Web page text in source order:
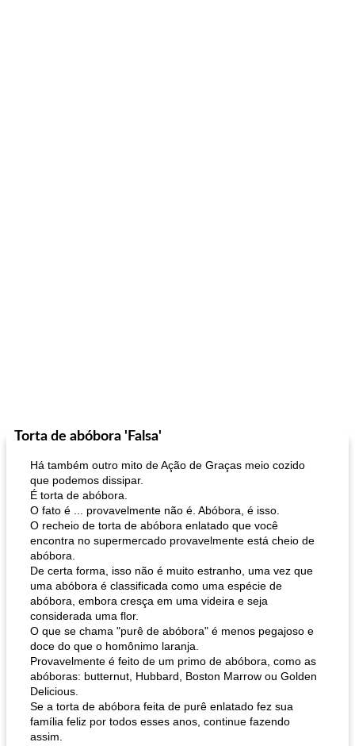
Torta de abóbora 'Falsa'
Há também outro mito de Ação de Graças meio cozido
que podemos dissipar.
É torta de abóbora.
O fato é ... provavelmente não é. Abóbora, é isso.
O recheio de torta de abóbora enlatado que você
encontra no supermercado provavelmente está cheio de
abóbora.
De certa forma, isso não é muito estranho, uma vez que
uma abóbora é classificada como uma espécie de
abóbora, embora cresça em uma videira e seja
considerada uma flor.
O que se chama "purê de abóbora" é menos pegajoso e
doce do que o homônimo laranja.
Provavelmente é feito de um primo de abóbora, como as
abóboras: butternut, Hubbard, Boston Marrow ou Golden
Delicious.
Se a torta de abóbora feita de purê enlatado fez sua
família feliz por todos esses anos, continue fazendo
assim.